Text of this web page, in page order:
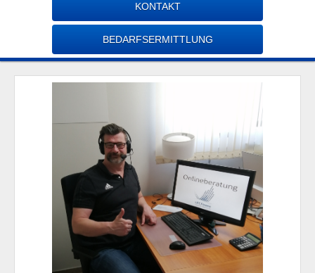
KONTAKT
BEDARFSERMITTLUNG